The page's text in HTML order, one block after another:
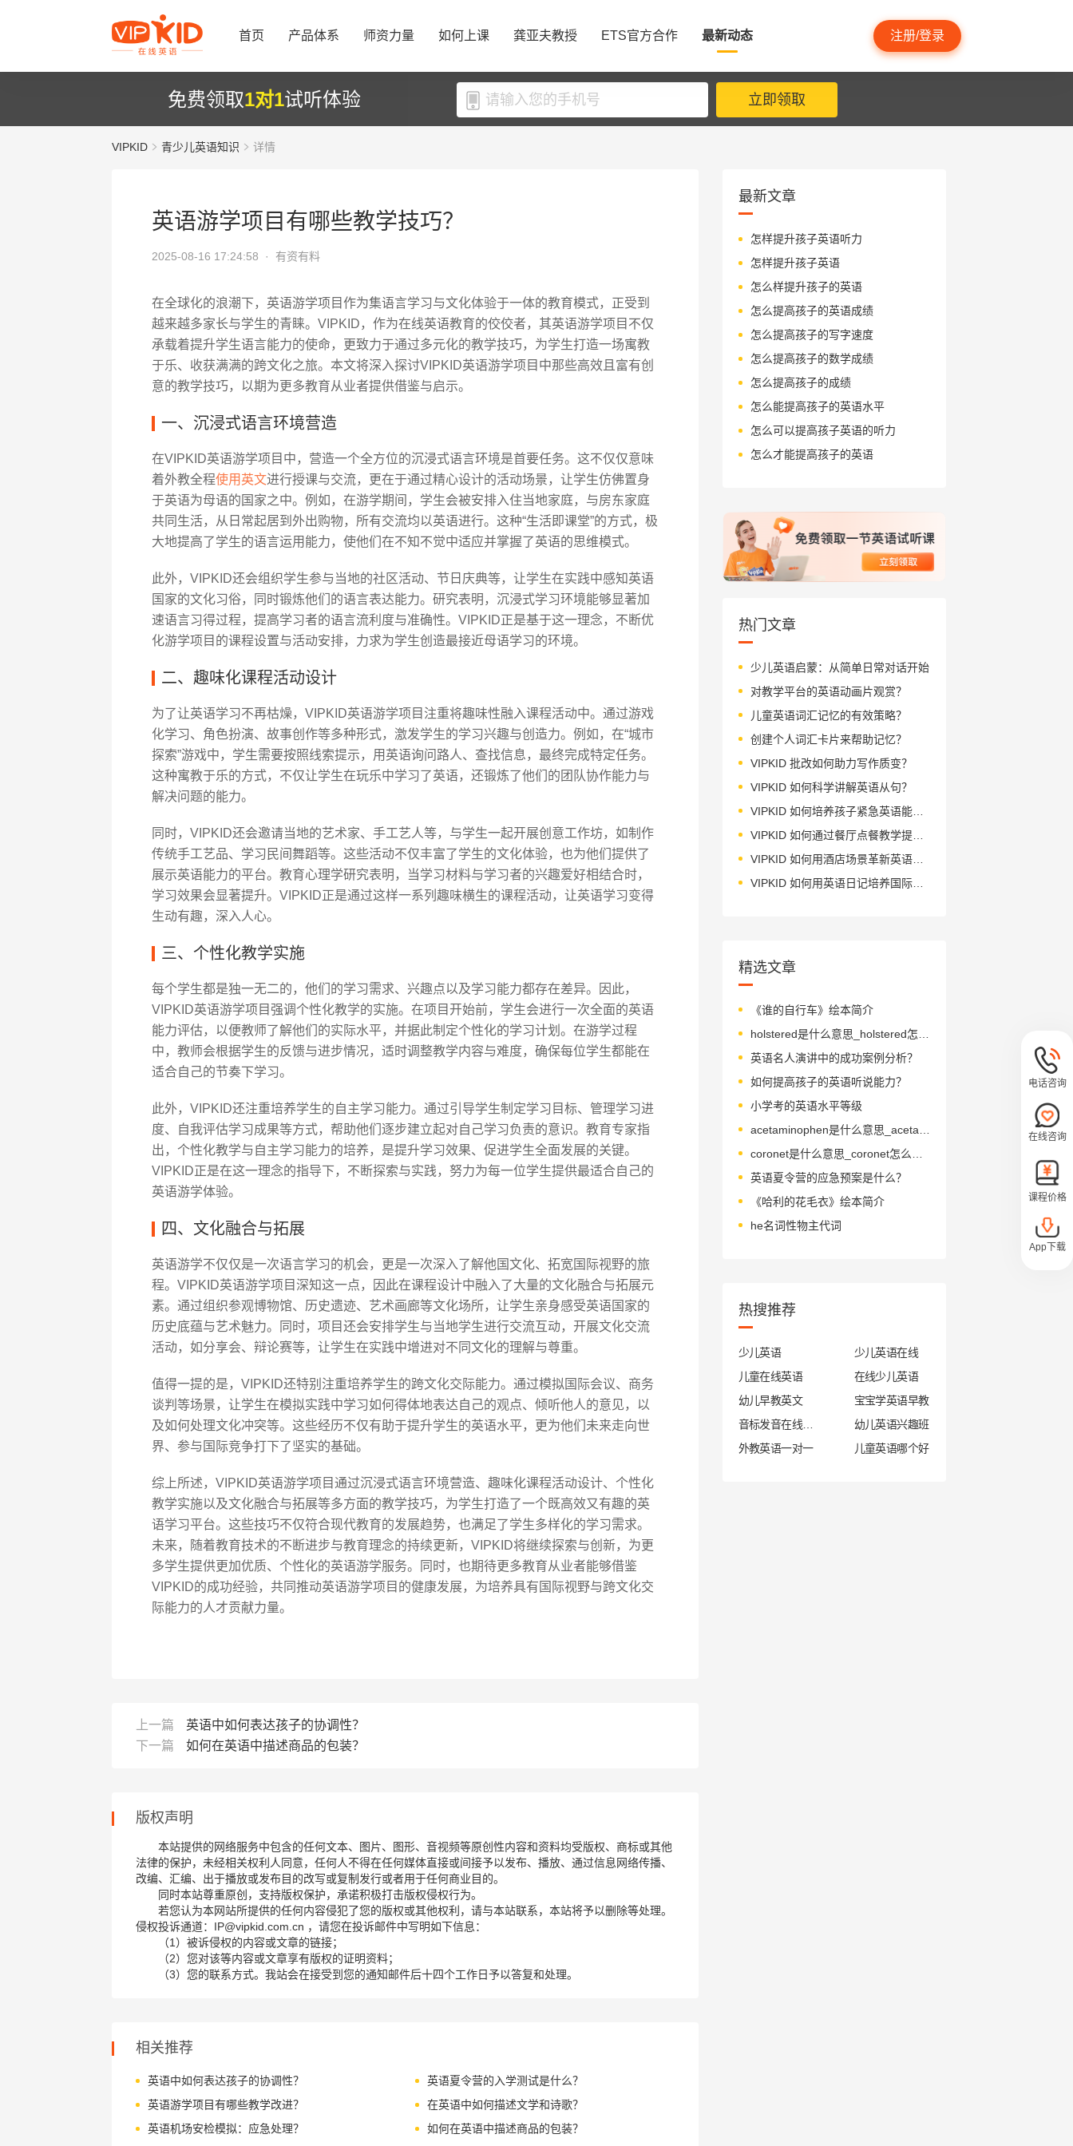
首页 产品体系 师资力量 如何上课 龚亚夫教授 ETS官方合作 最新动态 注册/登录
免费领取1对1试听体验 立即领取
VIPKID 青少儿英语知识 详情
英语游学项目有哪些教学技巧？
2025-08-16 17:24:58 · 有资有料
在全球化的浪潮下，英语游学项目作为集语言学习与文化体验于一体的教育模式，正受到
越来越多家长与学生的青睐。VIPKID，作为在线英语教育的佼佼者，其英语游学项目不仅
承载着提升学生语言能力的使命，更致力于通过多元化的教学技巧，为学生打造一场寓教
于乐、收获满满的跨文化之旅。本文将深入探讨VIPKID英语游学项目中那些高效且富有创
意的教学技巧，以期为更多教育从业者提供借鉴与启示。
一、沉浸式语言环境营造
在VIPKID英语游学项目中，营造一个全方位的沉浸式语言环境是首要任务。这不仅仅意味
着外教全程使用英文进行授课与交流，更在于通过精心设计的活动场景，让学生仿佛置身
于英语为母语的国家之中。例如，在游学期间，学生会被安排入住当地家庭，与房东家庭
共同生活，从日常起居到外出购物，所有交流均以英语进行。这种“生活即课堂”的方式，极
大地提高了学生的语言运用能力，使他们在不知不觉中适应并掌握了英语的思维模式。
此外，VIPKID还会组织学生参与当地的社区活动、节日庆典等，让学生在实践中感知英语
国家的文化习俗，同时锻炼他们的语言表达能力。研究表明，沉浸式学习环境能够显著加
速语言习得过程，提高学习者的语言流利度与准确性。VIPKID正是基于这一理念，不断优
化游学项目的课程设置与活动安排，力求为学生创造最接近母语学习的环境。
二、趣味化课程活动设计
为了让英语学习不再枯燥，VIPKID英语游学项目注重将趣味性融入课程活动中。通过游戏
化学习、角色扮演、故事创作等多种形式，激发学生的学习兴趣与创造力。例如，在“城市
探索”游戏中，学生需要按照线索提示，用英语询问路人、查找信息，最终完成特定任务。
这种寓教于乐的方式，不仅让学生在玩乐中学习了英语，还锻炼了他们的团队协作能力与
解决问题的能力。
同时，VIPKID还会邀请当地的艺术家、手工艺人等，与学生一起开展创意工作坊，如制作
传统手工艺品、学习民间舞蹈等。这些活动不仅丰富了学生的文化体验，也为他们提供了
展示英语能力的平台。教育心理学研究表明，当学习材料与学习者的兴趣爱好相结合时，
学习效果会显著提升。VIPKID正是通过这样一系列趣味横生的课程活动，让英语学习变得
生动有趣，深入人心。
三、个性化教学实施
每个学生都是独一无二的，他们的学习需求、兴趣点以及学习能力都存在差异。因此，
VIPKID英语游学项目强调个性化教学的实施。在项目开始前，学生会进行一次全面的英语
能力评估，以便教师了解他们的实际水平，并据此制定个性化的学习计划。在游学过程
中，教师会根据学生的反馈与进步情况，适时调整教学内容与难度，确保每位学生都能在
适合自己的节奏下学习。
此外，VIPKID还注重培养学生的自主学习能力。通过引导学生制定学习目标、管理学习进
度、自我评估学习成果等方式，帮助他们逐步建立起对自己学习负责的意识。教育专家指
出，个性化教学与自主学习能力的培养，是提升学习效果、促进学生全面发展的关键。
VIPKID正是在这一理念的指导下，不断探索与实践，努力为每一位学生提供最适合自己的
英语游学体验。
四、文化融合与拓展
英语游学不仅仅是一次语言学习的机会，更是一次深入了解他国文化、拓宽国际视野的旅
程。VIPKID英语游学项目深知这一点，因此在课程设计中融入了大量的文化融合与拓展元
素。通过组织参观博物馆、历史遗迹、艺术画廊等文化场所，让学生亲身感受英语国家的
历史底蕴与艺术魅力。同时，项目还会安排学生与当地学生进行交流互动，开展文化交流
活动，如分享会、辩论赛等，让学生在实践中增进对不同文化的理解与尊重。
值得一提的是，VIPKID还特别注重培养学生的跨文化交际能力。通过模拟国际会议、商务
谈判等场景，让学生在模拟实践中学习如何得体地表达自己的观点、倾听他人的意见，以
及如何处理文化冲突等。这些经历不仅有助于提升学生的英语水平，更为他们未来走向世
界、参与国际竞争打下了坚实的基础。
综上所述，VIPKID英语游学项目通过沉浸式语言环境营造、趣味化课程活动设计、个性化
教学实施以及文化融合与拓展等多方面的教学技巧，为学生打造了一个既高效又有趣的英
语学习平台。这些技巧不仅符合现代教育的发展趋势，也满足了学生多样化的学习需求。
未来，随着教育技术的不断进步与教育理念的持续更新，VIPKID将继续探索与创新，为更
多学生提供更加优质、个性化的英语游学服务。同时，也期待更多教育从业者能够借鉴
VIPKID的成功经验，共同推动英语游学项目的健康发展，为培养具有国际视野与跨文化交
际能力的人才贡献力量。
上一篇
英语中如何表达孩子的协调性？
下一篇
如何在英语中描述商品的包装？
版权声明
本站提供的网络服务中包含的任何文本、图片、图形、音视频等原创性内容和资料均受版权、商标或其他
法律的保护，未经相关权利人同意，任何人不得在任何媒体直接或间接予以发布、播放、通过信息网络传播、
改编、汇编、出于播放或发布目的改写或复制发行或者用于任何商业目的。
同时本站尊重原创，支持版权保护，承诺积极打击版权侵权行为。
若您认为本网站所提供的任何内容侵犯了您的版权或其他权利，请与本站联系，本站将予以删除等处理。
侵权投诉通道：IP@vipkid.com.cn ，请您在投诉邮件中写明如下信息：
（1）被诉侵权的内容或文章的链接；
（2）您对该等内容或文章享有版权的证明资料；
（3）您的联系方式。我站会在接受到您的通知邮件后十四个工作日予以答复和处理。
相关推荐
英语中如何表达孩子的协调性？
英语夏令营的入学测试是什么？
英语游学项目有哪些教学改进？
在英语中如何描述文学和诗歌？
英语机场安检模拟：应急处理？
如何在英语中描述商品的包装？
最新文章
怎样提升孩子英语听力
怎样提升孩子英语
怎么样提升孩子的英语
怎么提高孩子的英语成绩
怎么提高孩子的写字速度
怎么提高孩子的数学成绩
怎么提高孩子的成绩
怎么能提高孩子的英语水平
怎么可以提高孩子英语的听力
怎么才能提高孩子的英语
热门文章
少儿英语启蒙：从简单日常对话开始
对教学平台的英语动画片观赏？
儿童英语词汇记忆的有效策略？
创建个人词汇卡片来帮助记忆？
VIPKID 批改如何助力写作质变？
VIPKID 如何科学讲解英语从句？
VIPKID 如何培养孩子紧急英语能力？
VIPKID 如何通过餐厅点餐教学提升少儿英语应用能力？
VIPKID 如何用酒店场景革新英语教学？
VIPKID 如何用英语日记培养国际化人才？
精选文章
《谁的自行车》绘本简介
英语名人演讲中的成功案例分析？
如何提高孩子的英语听说能力？
小学考的英语水平等级
英语夏令营的应急预案是什么？
《哈利的花毛衣》绘本简介
he名词性物主代词
热搜推荐
少儿英语
少儿英语在线
儿童在线英语
在线少儿英语
幼儿早教英文
宝宝学英语早教
幼儿英语兴趣班
外教英语一对一
儿童英语哪个好
电话咨询
在线咨询
课程价格
App下载